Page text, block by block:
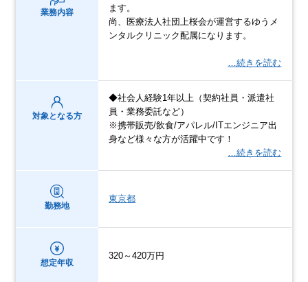
業務内容
ます。
尚、医療法人社団上桜会が運営するゆうメ
ンタルクリニック配属になります。
…続きを読む
対象となる方
◆社会人経験1年以上（契約社員・派遣社
員・業務委託など）
※携帯販売/飲食/アパレル/ITエンジニア出
身など様々な方が活躍中です！
…続きを読む
勤務地
東京都
想定年収
320～420万円